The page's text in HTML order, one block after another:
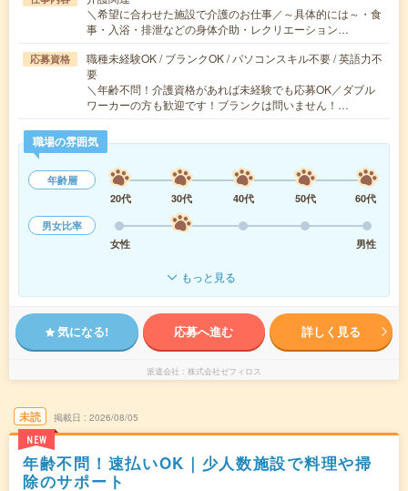
＼希望に合わせた施設で介護のお仕事／～具体的には～・食
事・入浴・排泄などの身体介助・レクリエーション…
応募資格
職種未経験OK / ブランクOK / パソコンスキル不要 / 英語力不
要
＼年齢不問！介護資格があれば未経験でも応募OK／ダブル
ワーカーの方も歓迎です！ブランクは問いません！…
職場の雰囲気
年齢層
20代
30代 40代 50代
60代
男女比率
女性
男性
もっと見る
気になる! 応募へ進む 詳しく見る
派遣会社 株式会社ゼフィロス
未読
NEW
掲載日 2026/08/05
年齢不問！速払いOK｜少人数施設で料理や掃
除のサポート